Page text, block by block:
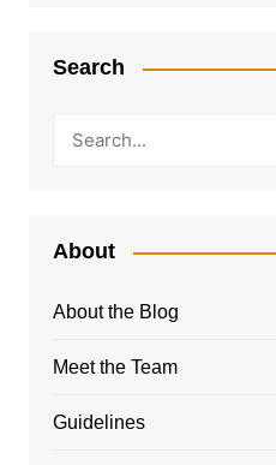
Search
About
About the Blog
Meet the Team
Guidelines